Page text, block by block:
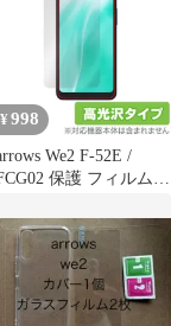
we プラス スマホケー
ス 手帳ケース カード収
納 スタンド マグネット
保護ケース コー
:12193
¥ 998
We2 F-52E /
保護 フィルム
ーズ スマホ 液晶保護
指紋がつきにくい 指紋
防止 高光沢